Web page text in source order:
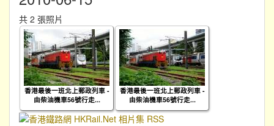
共 2 張照片
香港最後一班北上郵政列車 -
由柴油機車56號行走...
香港最後一班北上郵政列車 -
由柴油機車56號行走...